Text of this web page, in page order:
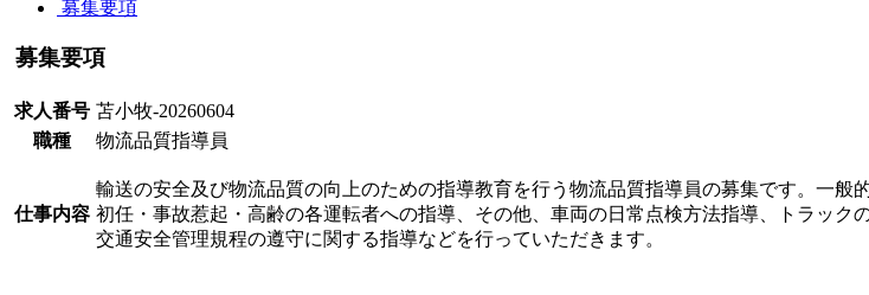
募集要項
募集要項
求人番号 苫小牧-20260604
職種
物流品質指導員
仕事内容
輸送の安全及び物流品質の向上のための指導教育を行う物流品質指導員の募集です。一
初任・事故惹起・高齢の各運転者への指導、その他、車両の日常点検方法指導、トラッ
交通安全管理規程の遵守に関する指導などを行っていただきます。